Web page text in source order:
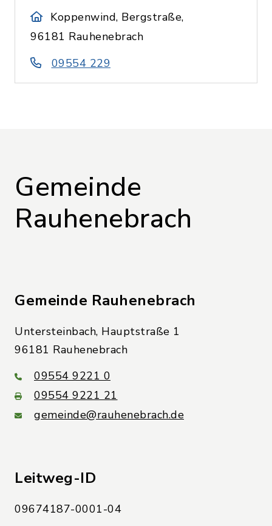
Koppenwind, Bergstraße,
96181 Rauhenebrach
09554 229
Gemeinde
Rauhenebrach
Gemeinde Rauhenebrach
Untersteinbach, Hauptstraße 1
96181 Rauhenebrach
09554 9221 0
09554 9221 21
gemeinde@rauhenebrach.de
Leitweg-ID
09674187-0001-04